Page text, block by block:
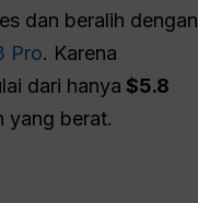
dan beralih dengan
Pro. Karena
dari hanya $5.8
yang berat.